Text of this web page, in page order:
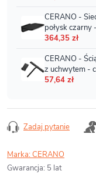
Zadaj pytanie
Marka:CERANO
Gwarancja: 5 lat